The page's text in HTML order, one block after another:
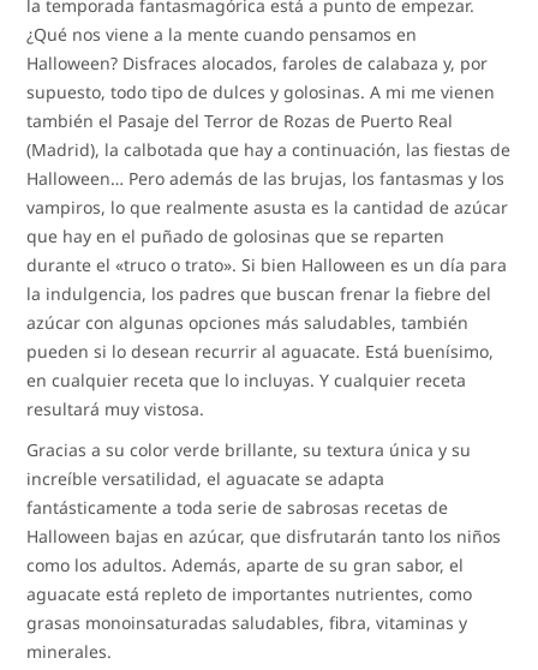
la temporada fantasmagórica está a punto de empezar.
¿Qué nos viene a la mente cuando pensamos en
Halloween? Disfraces alocados, faroles de calabaza y, por
supuesto, todo tipo de dulces y golosinas. A mi me vienen
también el Pasaje del Terror de Rozas de Puerto Real
(Madrid), la calbotada que hay a continuación, las fiestas de
Halloween… Pero además de las brujas, los fantasmas y los
vampiros, lo que realmente asusta es la cantidad de azúcar
que hay en el puñado de golosinas que se reparten
durante el «truco o trato». Si bien Halloween es un día para
la indulgencia, los padres que buscan frenar la fiebre del
azúcar con algunas opciones más saludables, también
pueden si lo desean recurrir al aguacate. Está buenísimo,
en cualquier receta que lo incluyas. Y cualquier receta
resultará muy vistosa.
Gracias a su color verde brillante, su textura única y su
increíble versatilidad, el aguacate se adapta
fantásticamente a toda serie de sabrosas recetas de
Halloween bajas en azúcar, que disfrutarán tanto los niños
como los adultos. Además, aparte de su gran sabor, el
aguacate está repleto de importantes nutrientes, como
grasas monoinsaturadas saludables, fibra, vitaminas y
minerales.